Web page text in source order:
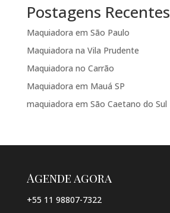
Postagens Recentes
Maquiadora em São Paulo
Maquiadora na Vila Prudente
Maquiadora no Carrão
Maquiadora em Mauá SP
maquiadora em São Caetano do Sul
Agende agora
+55 11 98807-7322